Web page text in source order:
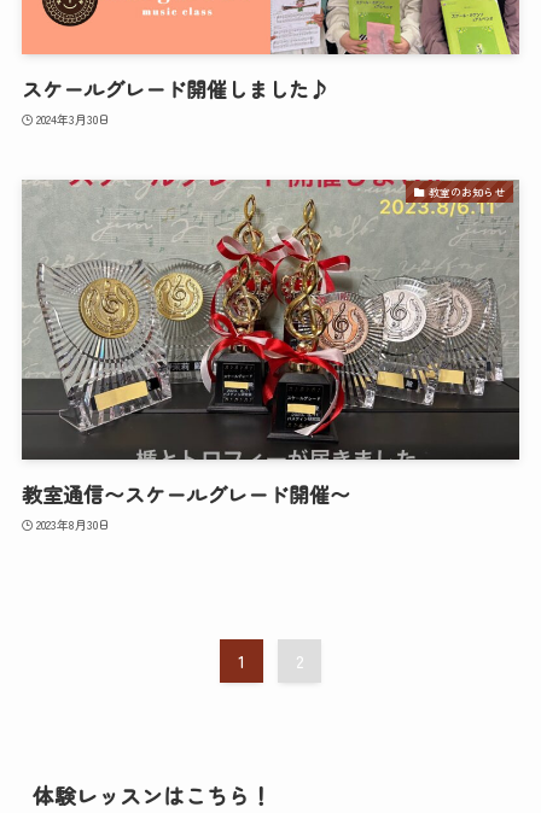
スケールグレード開催しました♪
2024年3月30日
教室のお知らせ
教室通信〜スケールグレード開催〜
2023年8月30日
1 2
体験レッスンはこちら！